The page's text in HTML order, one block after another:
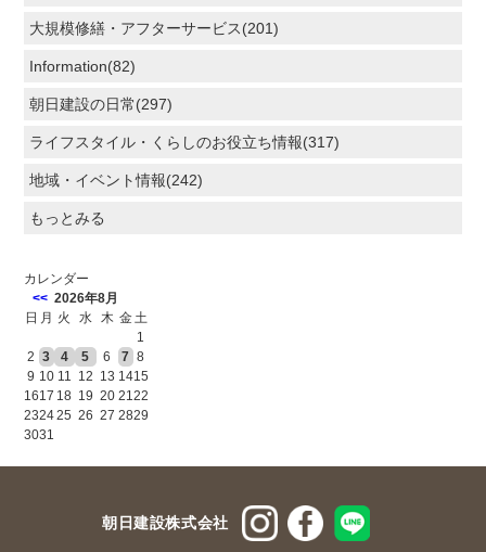
大規模修繕・アフターサービス(201)
Information(82)
朝日建設の日常(297)
ライフスタイル・くらしのお役立ち情報(317)
地域・イベント情報(242)
もっとみる
カレンダー
<< 2026年8月
日 月 火 水 木 金土
1
2 3 4 5 6 7 8
9 10 11 12 13 1415
1617 18 19 20 2122
232425 26 27 2829
3031
朝日建設株式会社